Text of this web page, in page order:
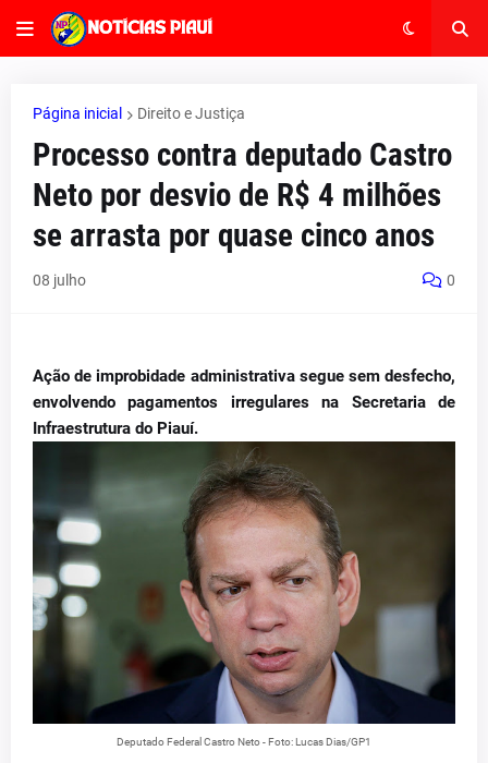
Página inicial Direito e Justiça
Processo contra deputado Castro
Neto por desvio de R$ 4 milhões
se arrasta por quase cinco anos
08 julho 0
Ação de improbidade administrativa segue sem desfecho,
envolvendo pagamentos irregulares na Secretaria de
Infraestrutura do Piauí.
Deputado Federal Castro Neto - Foto: Lucas Dias/GP1